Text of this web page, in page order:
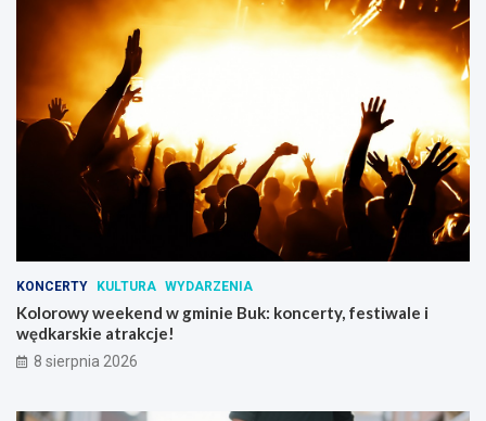
KONCERTY KULTURA WYDARZENIA
Kolorowy weekend w gminie Buk: koncerty, festiwale i
wędkarskie atrakcje!
8 sierpnia 2026